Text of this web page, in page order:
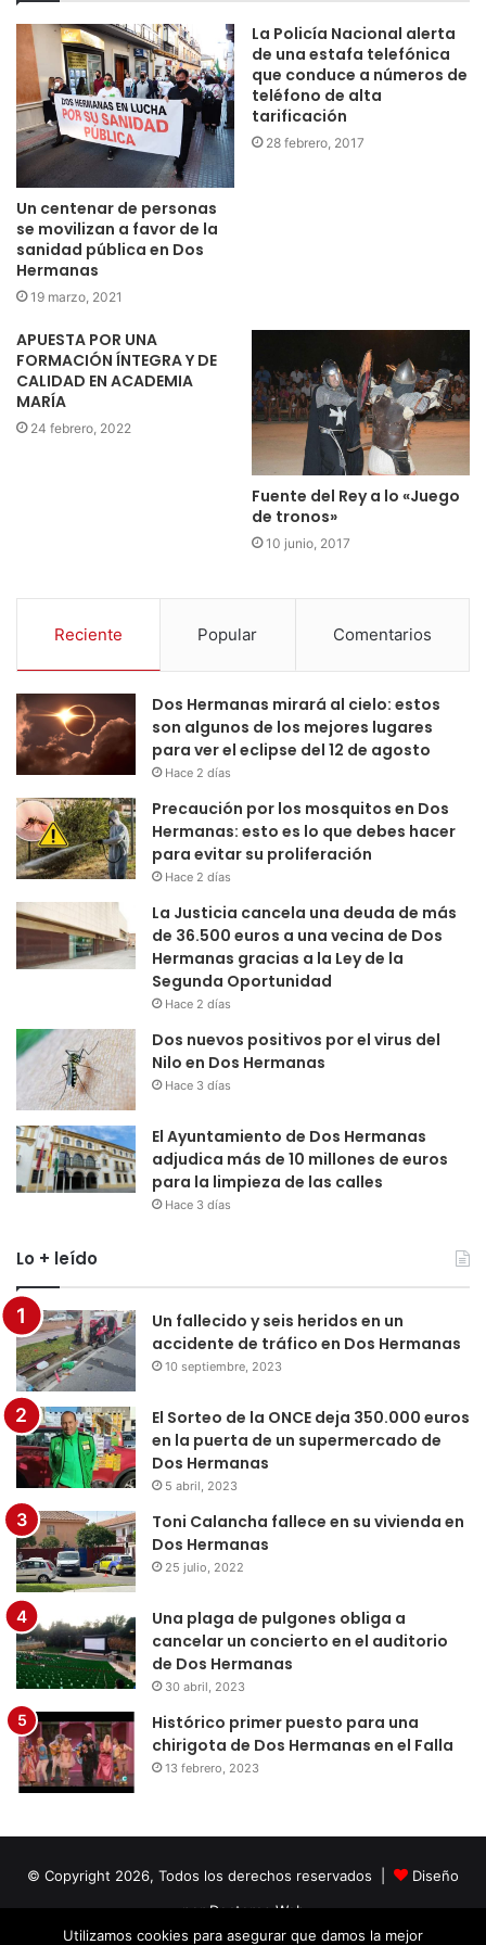
Un centenar de personas
se movilizan a favor de la
sanidad pública en Dos
Hermanas
19 marzo, 2021
La Policía Nacional alerta
de una estafa telefónica
que conduce a números de
teléfono de alta
tarificación
28 febrero, 2017
APUESTA POR UNA
FORMACIÓN ÍNTEGRA Y DE
CALIDAD EN ACADEMIA
MARÍA
24 febrero, 2022
Fuente del Rey a lo «Juego
de tronos»
10 junio, 2017
Reciente Popular Comentarios
Dos Hermanas mirará al cielo: estos
son algunos de los mejores lugares
para ver el eclipse del 12 de agosto
Hace 2 días
Precaución por los mosquitos en Dos
Hermanas: esto es lo que debes hacer
para evitar su proliferación
Hace 2 días
La Justicia cancela una deuda de más
de 36.500 euros a una vecina de Dos
Hermanas gracias a la Ley de la
Segunda Oportunidad
Hace 2 días
Dos nuevos positivos por el virus del
Nilo en Dos Hermanas
Hace 3 días
El Ayuntamiento de Dos Hermanas
adjudica más de 10 millones de euros
para la limpieza de las calles
Hace 3 días
Lo + leído
Un fallecido y seis heridos en un
accidente de tráfico en Dos Hermanas
10 septiembre, 2023
El Sorteo de la ONCE deja 350.000 euros
en la puerta de un supermercado de
Dos Hermanas
5 abril, 2023
Toni Calancha fallece en su vivienda en
Dos Hermanas
25 julio, 2022
Una plaga de pulgones obliga a
cancelar un concierto en el auditorio
de Dos Hermanas
30 abril, 2023
Histórico primer puesto para una
chirigota de Dos Hermanas en el Falla
13 febrero, 2023
© Copyright 2026, Todos los derechos reservados |
Diseño
por Doctores Web
Utilizamos cookies para asegurar que damos la mejor